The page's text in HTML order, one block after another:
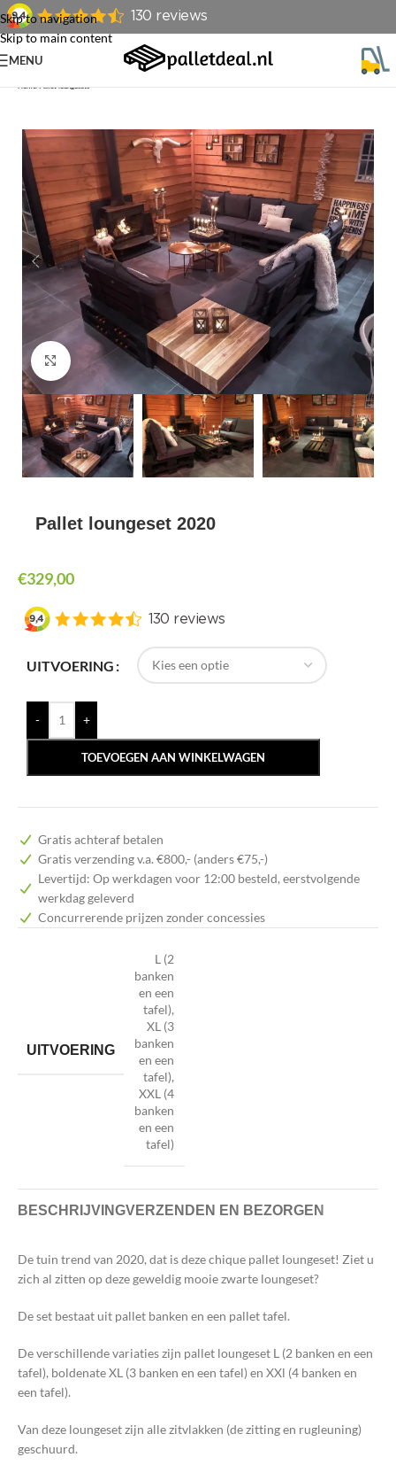
Skip to navigation
Skip to main content
MENU
Home/ Pallet loungesets
Klik om te vergroten
Pallet loungeset 2020
€329,00
UITVOERING
- +
TOEVOEGEN AAN WINKELWAGEN
Gratis achteraf betalen
Gratis verzending v.a. €800,- (anders €75,-)
Levertijd: Op werkdagen voor 12:00 besteld, eerstvolgende
werkdag geleverd
Concurrerende prijzen zonder concessies
UITVOERING
L (2
banken
en een
tafel),
XL (3
banken
en een
tafel),
XXL (4
banken
en een
tafel)
BESCHRIJVINGVERZENDEN EN BEZORGEN
De tuin trend van 2020, dat is deze chique pallet loungeset! Ziet u
zich al zitten op deze geweldig mooie zwarte loungeset?
De set bestaat uit pallet banken en een pallet tafel.
De verschillende variaties zijn pallet loungeset L (2 banken en een
tafel), boldenate XL (3 banken en een tafel) en XXl (4 banken en
een tafel).
Van deze loungeset zijn alle zitvlakken (de zitting en rugleuning)
geschuurd.